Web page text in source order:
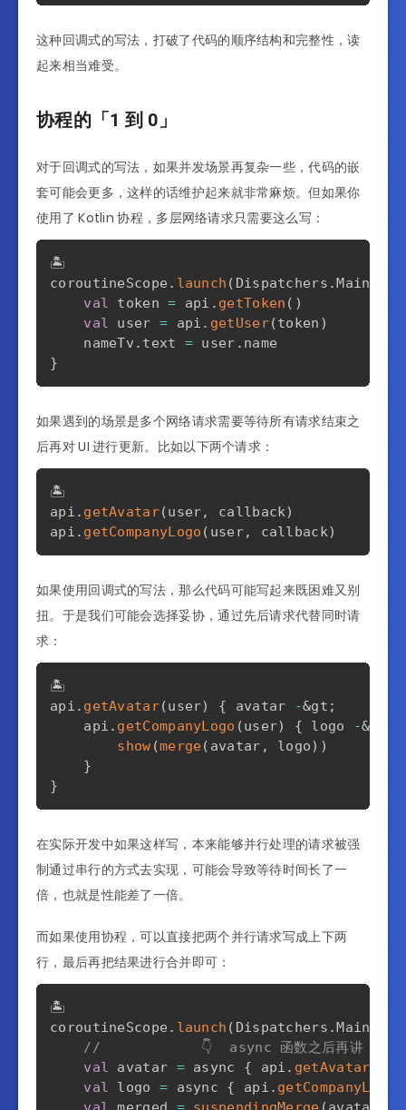
...
});
这种回调式的写法，打破了代码的顺序结构和完整性，读
起来相当难受。
协程的「1 到 0」
对于回调式的写法，如果并发场景再复杂一些，代码的嵌
套可能会更多，这样的话维护起来就非常麻烦。但如果你
使用了 Kotlin 协程，多层网络请求只需要这么写：
🏝️
coroutineScope . launch ( Dispatchers .Main
val
token = api . getToken ( )
val
user = api . getUser(token )
    nameTv
. text = user .
}
如果遇到的场景是多个网络请求需要等待所有请求结束之
后再对 UI 进行更新。比如以下两个请求：
🏝️
api . getAvatar(user, callback)
api . getCompanyLogo ( user, callback)
如果使用回调式的写法，那么代码可能写起来既困难又别
扭。于是我们可能会选择妥协，通过先后请求代替同时请
求：
🏝️
api . getAvatar(user) { avatar -&gt ;
    api
. getCompanyLogo (user) { logo -&gt
show (merge( avatar , logo) )
}
}
在实际开发中如果这样写，本来能够并行处理的请求被强
制通过串行的方式去实现，可能会导致等待时间长了一
倍，也就是性能差了一倍。
而如果使用协程，可以直接把两个并行请求写成上下两
行，最后再把结果进行合并即可：
🏝️
coroutineScope . launch ( Dispatchers .Main
//            👇  async 函数之后再讲
val
avatar = async { api . getAvatar
val
logo = async { api . getCompanyLogo